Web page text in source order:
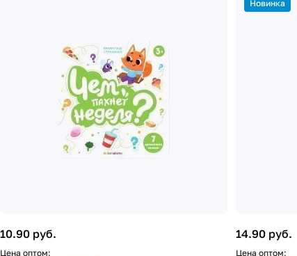
10.90 руб.
Цена оптом:
Новинка
14.90 руб.
Цена оптом: